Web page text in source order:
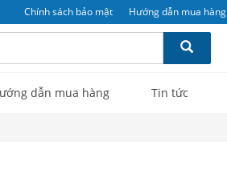
Chính sách bảo mật Hướng dẫn mua hàng
dẫn mua hàng Tin tức